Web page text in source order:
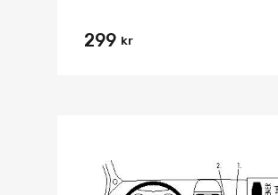
299 kr